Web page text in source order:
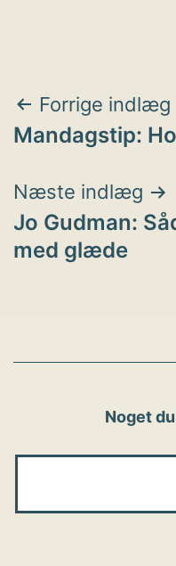
Forrige indlæg
Mandagstip:
Næste indlæg
Jo Gudman:
med glæde
Noget